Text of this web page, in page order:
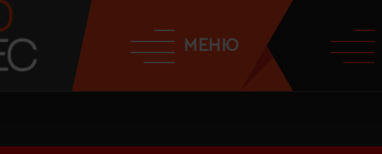
МЕНЮ